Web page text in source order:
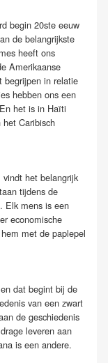
begin 20ste eeuw
de belangrijkste
heeft ons
Amerikaanse
begrijpen in relatie
hebben ons een
het is in Haïti
Caribisch
het belangrijk
tijdens de
Elk mens is een
economische
met de paplepel
dat begint bij de
van een zwart
de geschiedenis
leveren aan
is een andere.